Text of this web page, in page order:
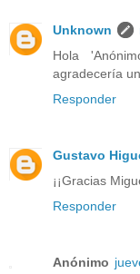
Unknown
Hola
agradecería
Responder
Gustavo
¡¡Gracias
Responder
Anónimo